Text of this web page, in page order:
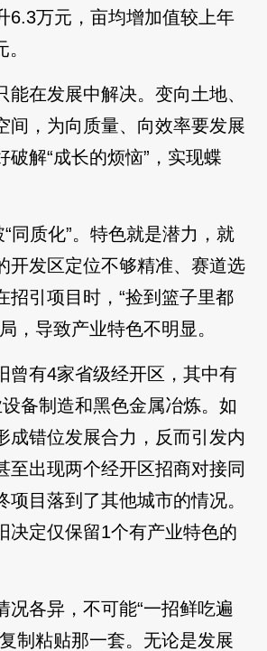
6.3万元，亩均增加值较上年
能在发展中解决。变向土地、
间，为向质量、向效率要发展
破解“成长的烦恼”，实现蝶
“同质化”。特色就是潜力，就
开发区定位不够精准、赛道选
招引项目时，“捡到篮子里都
，导致产业特色不明显。
曾有4家省级经开区，其中有
备制造和黑色金属冶炼。如
成错位发展合力，反而引发内
至出现两个经开区招商对接同
项目落到了其他城市的情况。
决定仅保留1个有产业特色的
况各异，不可能“一招鲜吃遍
制粘贴那一套。无论是发展